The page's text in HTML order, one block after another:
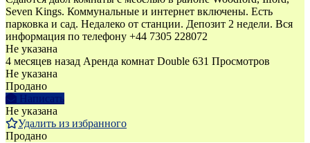
Seven Kings. Коммунальные и интернет включены. Есть
парковка и сад. Недалеко от станции. Депозит 2 недели. Вся
информация по телефону +44 7305 228072
Не указана
4 месяцев назад Аренда комнат Double 631 Просмотров
Не указана
Продано
Написать
Не указана
Удалить из избранного
Продано